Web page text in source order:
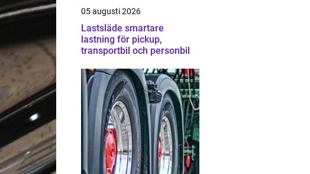
05 augusti 2026
Lastsläde smartare
lastning för pickup,
transportbil och personbil